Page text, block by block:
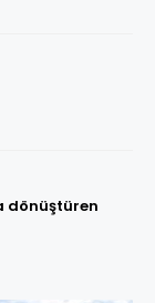
dönüştüren